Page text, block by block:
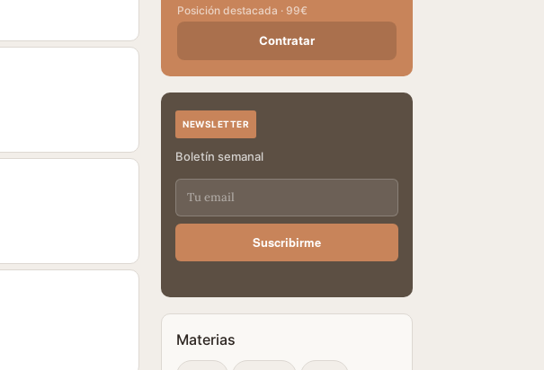
Posición destacada · 99€
Contratar
NEWSLETTER
Boletín semanal
Suscribirme
Materias